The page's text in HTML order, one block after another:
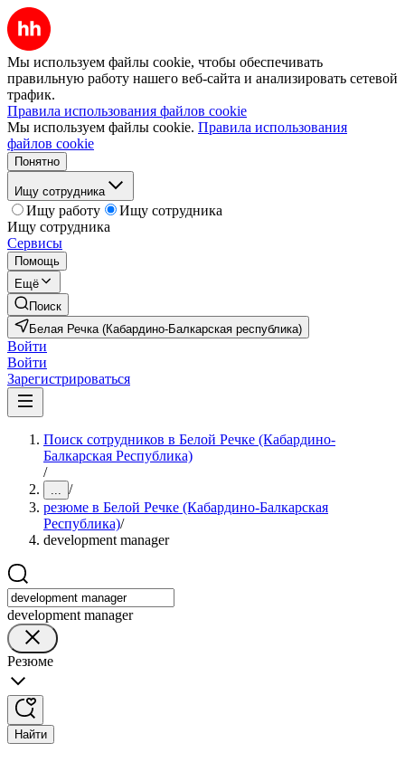
Мы используем файлы cookie, чтобы обеспечивать
правильную работу нашего веб-сайта и анализировать сетевой
трафик.
Правила использования файлов cookie
Мы используем файлы cookie. Правила использования
файлов cookie
Понятно
Ищу сотрудника
Ищу работу
Ищу сотрудника
Ищу сотрудника
Сервисы
Помощь
Ещё
Поиск
Белая Речка (Кабардино-Балкарская республика)
Войти
Войти
Зарегистрироваться
Поиск сотрудников в Белой Речке (Кабардино-
Балкарская Республика)
/
... /
резюме в Белой Речке (Кабардино-Балкарская
Республика)/
development manager
development manager
Резюме
Найти